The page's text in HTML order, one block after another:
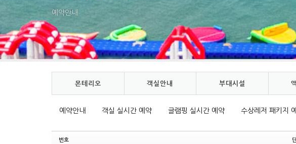
예약안내
몬테리오 객실안내 부대시설
예약안내 객실 실시간 예약 글램핑 실시간 예약 수상레저 패키지
번호